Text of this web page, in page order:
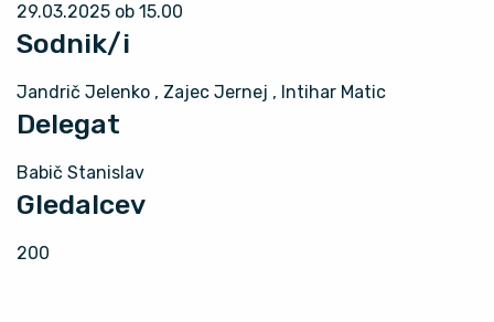
29.03.2025 ob 15.00
Sodnik/i
Jandrič Jelenko , Zajec Jernej , Intihar Matic
Delegat
Babič Stanislav
Gledalcev
200